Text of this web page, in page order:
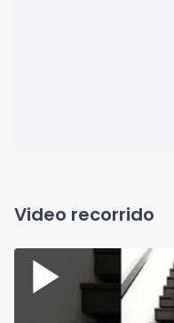
Video recorrido